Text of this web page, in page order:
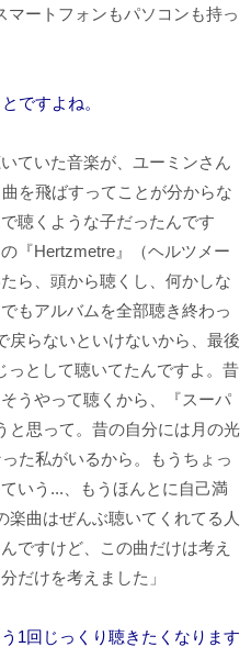
ートフォンもパソコンも持っ
ですよね。
ていた音楽が、ユーミンさん
を飛ばすってことが分からな
聴くような子だったんです
『Hertzmetre』（ヘルツメー
ら、頭から聴くし、何かしな
もアルバムを全部聴き終わっ
戻らないといけないから、最後
っとして聴いてたんですよ。昔
うやって聴くから、『スーパ
と思って。昔の自分には月の光
た私がいるから。もうちょっ
いう...、もうほんとに自己満
楽曲はぜんぶ聴いてくれてる人
ですけど、この曲だけは考え
だけを考えました」
1回じっくり聴きたくなります